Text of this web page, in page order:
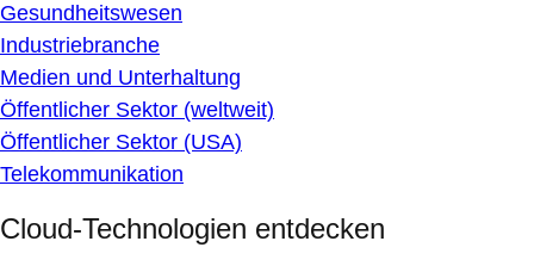
Gesundheitswesen
Industriebranche
Medien und Unterhaltung
Öffentlicher Sektor (weltweit)
Öffentlicher Sektor (USA)
Telekommunikation
Cloud-Technologien entdecken